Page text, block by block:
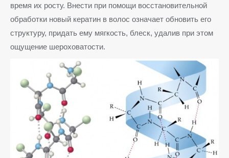
время их росту. Внести при помощи восстановительной
обработки новый кератин в волос означает обновить его
структуру, придать ему мягкость, блеск, удалив при этом
ощущение шероховатости.